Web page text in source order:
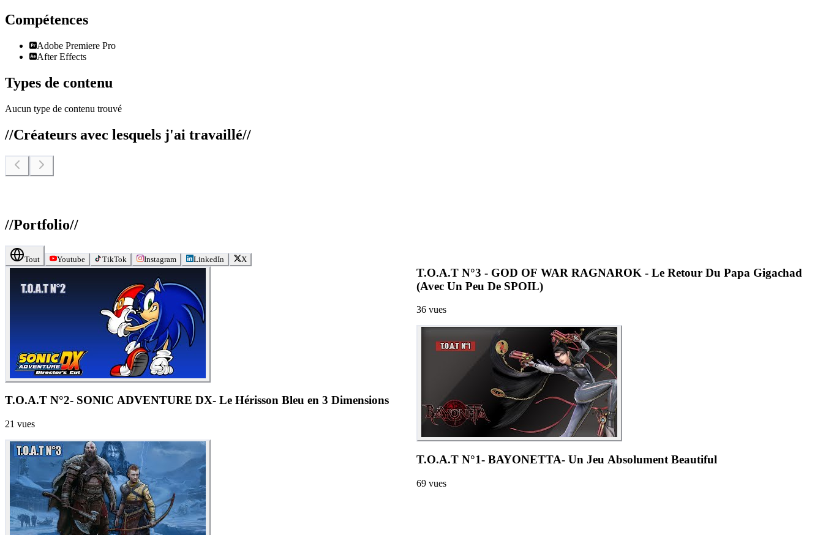
Compétences
Adobe Premiere Pro
After Effects
Types de contenu
Aucun type de contenu trouvé
//Créateurs avec lesquels j'ai travaillé//
//Portfolio//
Tout Youtube TikTok Instagram LinkedIn X
T.O.A.T N°2- SONIC ADVENTURE DX- Le Hérisson Bleu en 3 Dimensions
21 vues
T.O.A.T N°3 - GOD OF WAR RAGNAROK - Le Retour Du Papa Gigachad
(Avec Un Peu De SPOIL)
36 vues
T.O.A.T N°1- BAYONETTA- Un Jeu Absolument Beautiful
69 vues